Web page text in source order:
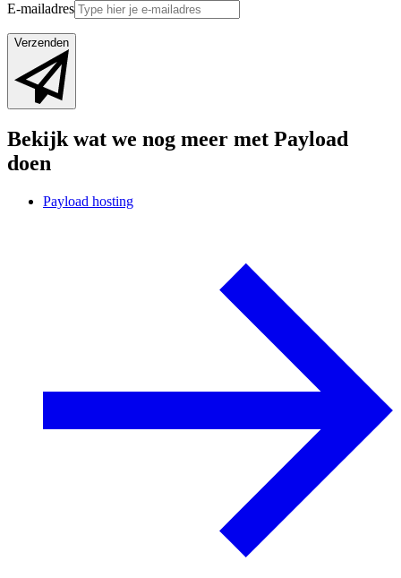
E-mailadres
Verzenden
Bekijk wat we nog meer met Payload
doen
Payload hosting